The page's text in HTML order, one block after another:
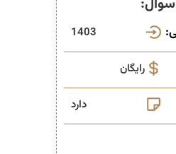
1403
رایگان
دارد